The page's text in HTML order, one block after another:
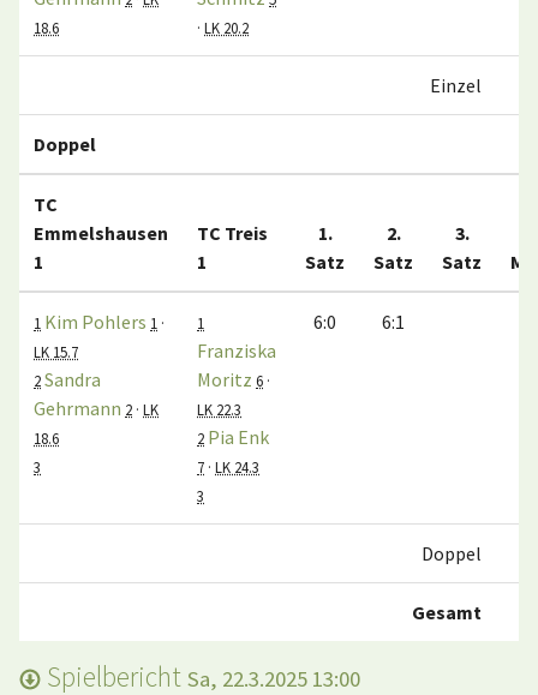
18.6
· LK 20.2
Einzel
Doppel
TC
Emmelshausen
1
TC Treis
1
1.
Satz
2.
Satz
3.
Satz
1 Kim Pohlers 1 ·
LK 15.7
2Sandra
Gehrmann 2 · LK
18.6
3
1
Franziska
Moritz 6 ·
LK 22.3
2 Pia Enk
7 · LK 24.3
3
6:0 6:1
Doppel
Gesamt
Spielbericht Sa, 22.3.2025 13:00